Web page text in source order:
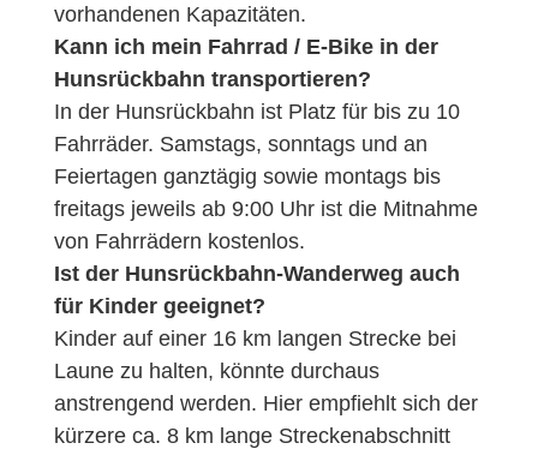
vorhandenen Kapazitäten.
Kann ich mein Fahrrad / E-Bike in der
Hunsrückbahn transportieren?
In der Hunsrückbahn ist Platz für bis zu 10
Fahrräder. Samstags, sonntags und an
Feiertagen ganztägig sowie montags bis
freitags jeweils ab 9:00 Uhr ist die Mitnahme
von Fahrrädern kostenlos.
Ist der Hunsrückbahn-Wanderweg auch
für Kinder geeignet?
Kinder auf einer 16 km langen Strecke bei
Laune zu halten, könnte durchaus
anstrengend werden. Hier empfiehlt sich der
kürzere ca. 8 km lange Streckenabschnitt